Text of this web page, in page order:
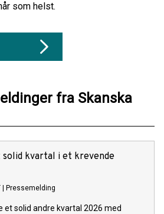
som helst.
fra Skanska
kvartal i et krevende
Pressemelding
et solid andre kvartal 2026 med